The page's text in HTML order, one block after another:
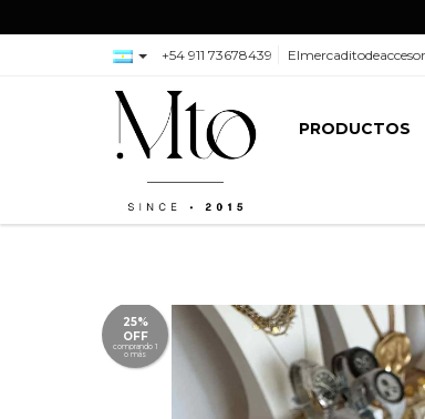
+54 911 73678439
PRODUCTOS
25%
OFF
comprando 1
o más